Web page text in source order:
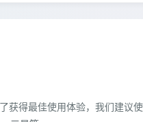
获得最佳使用体验，我们建议